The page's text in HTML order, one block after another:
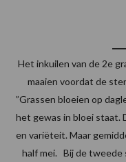
Het inkuilen van de 2e
maaien voordat de
”Grassen bloeien op
het gewas in bloei staat.
en variëteit. Maar
half mei. Bij de tweede